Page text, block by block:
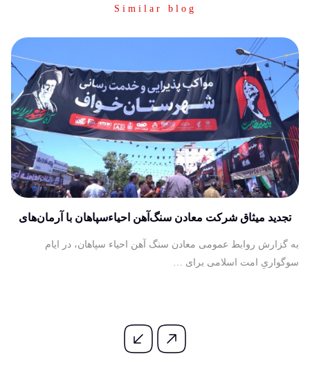
Similar blog
تجدید میثاق شرکت معادن سنگ‌آهن احیاءسپاهان با آرمان‌های
به گزارش روابط عمومی معادن سنگ آهن احیاء سپاهان، در ایام
سوگواریِ امت اسلامی برای …